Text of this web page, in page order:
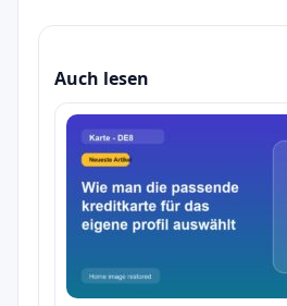
Auch lesen